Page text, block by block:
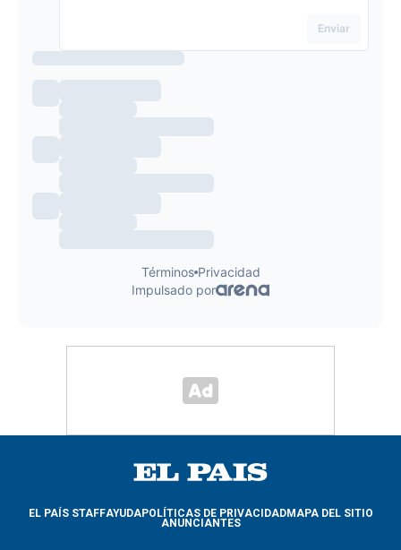
EL PAÍS STAFFAYUDAPOLÍTICAS DE PRIVACIDADMAPA DEL SITIO
ANUNCIANTES